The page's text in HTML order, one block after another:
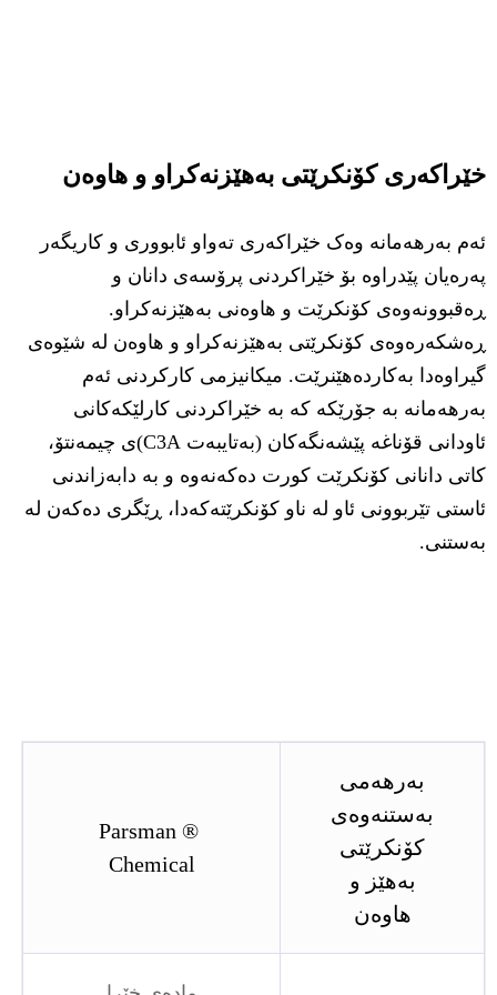
خێراکەری کۆنکرێتی بەهێزنەکراو و هاوەن
ئەم بەرهەمانە وەک خێراکەری تەواو ئابووری و کاریگەر
پەرەیان پێدراوە بۆ خێراکردنی پرۆسەی دانان و
ڕەقبوونەوەی کۆنکرێت و هاوەنی بەهێزنەکراو.
ڕەشکەرەوەی کۆنکرێتی بەهێزنەکراو و هاوەن لە شێوەی
گیراوەدا بەکاردەهێنرێت. میکانیزمی کارکردنی ئەم
بەرهەمانە بە جۆرێکە کە بە خێراکردنی کارلێکەکانی
ئاودانی قۆناغە پێشەنگەکان (بەتایبەت C3A)ی چیمەنتۆ،
کاتی دانانی کۆنکرێت کورت دەکەنەوە و بە دابەزاندنی
ئاستی تێربوونی ئاو لە ناو کۆنکرێتەکەدا، ڕێگری دەکەن لە
بەستنی.
بەرهەمی
بەستنەوەی
کۆنکرێتی
بەهێز و
هاوەن
® Parsman
Chemical